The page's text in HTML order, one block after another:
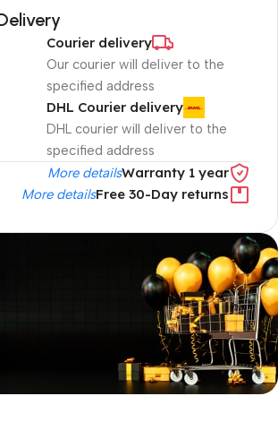
Courier delivery
Our courier will deliver to the
specified address
DHL Courier delivery
DHL courier will deliver to the
specified address
Warranty 1 year
More details
Free 30-Day returns
More details